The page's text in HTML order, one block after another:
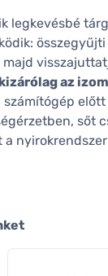
legkevésbé
az
számítógép
sőt
a